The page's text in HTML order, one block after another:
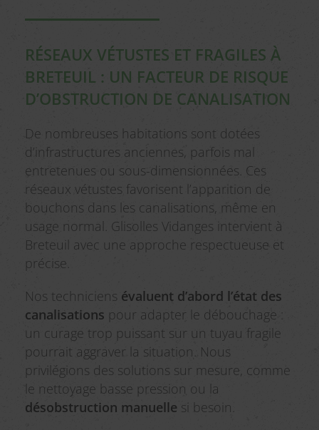
RÉSEAUX VÉTUSTES ET FRAGILES À
BRETEUIL : UN FACTEUR DE RISQUE
D’OBSTRUCTION DE CANALISATION
De nombreuses habitations sont dotées
d’infrastructures anciennes, parfois mal
entretenues ou sous-dimensionnées. Ces
réseaux vétustes favorisent l’apparition de
bouchons dans les canalisations, même en
usage normal. Glisolles Vidanges intervient à
Breteuil avec une approche respectueuse et
précise.
Nos techniciens évaluent d’abord l’état des
canalisations pour adapter le débouchage :
un curage trop puissant sur un tuyau fragile
pourrait aggraver la situation. Nous
privilégions des solutions sur mesure, comme
le nettoyage basse pression ou la
désobstruction manuelle si besoin.